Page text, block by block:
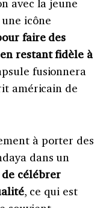
avec la jeune
icône
faire des
restant fidèle à
fusionnera
américain de
à porter des
dans un
de célébrer
, ce qui est